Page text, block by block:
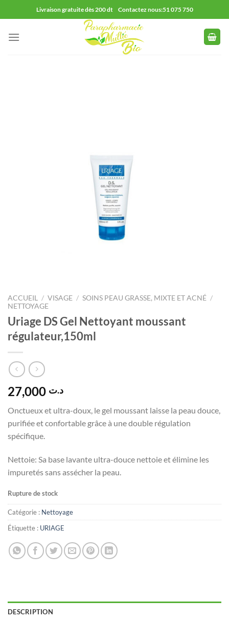
au
contenu
Livraison gratuite dès 200 dt Contactez nous:51 075 750
ACCUEIL / VISAGE / SOINS PEAU GRASSE, MIXTE ET ACNÉ /
NETTOYAGE
Uriage DS Gel Nettoyant moussant
régulateur,150ml
د.ت
Onctueux et ultra-doux, le gel moussant laisse la peau douce,
purifiée et confortable grâce à une double régulation
spécifique.
Nettoie: Sa base lavante ultra-douce nettoie et élimine les
impuretés sans assécher la peau.
Rupture de stock
Catégorie : Nettoyage
Étiquette : URIAGE
DESCRIPTION